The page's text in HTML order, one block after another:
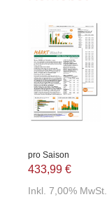
pro Saison
433,99 €
Inkl. 7,00% MwSt.